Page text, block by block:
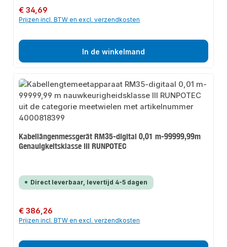
Normale prijs:
€ 34,69
Prijzen incl. BTW en excl. verzendkosten
In de winkelmand
Kabellängenmessgerät RM35-digital 0,01 m-99999,99m
Genauigkeitsklasse III RUNPOTEC
Direct leverbaar, levertijd 4-5 dagen
Normale prijs:
€ 386,26
Prijzen incl. BTW en excl. verzendkosten